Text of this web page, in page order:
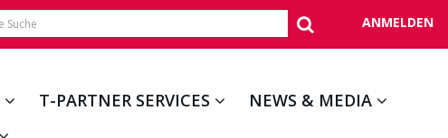
ANMELDEN
T-PARTNER SERVICES
NEWS & MEDIA